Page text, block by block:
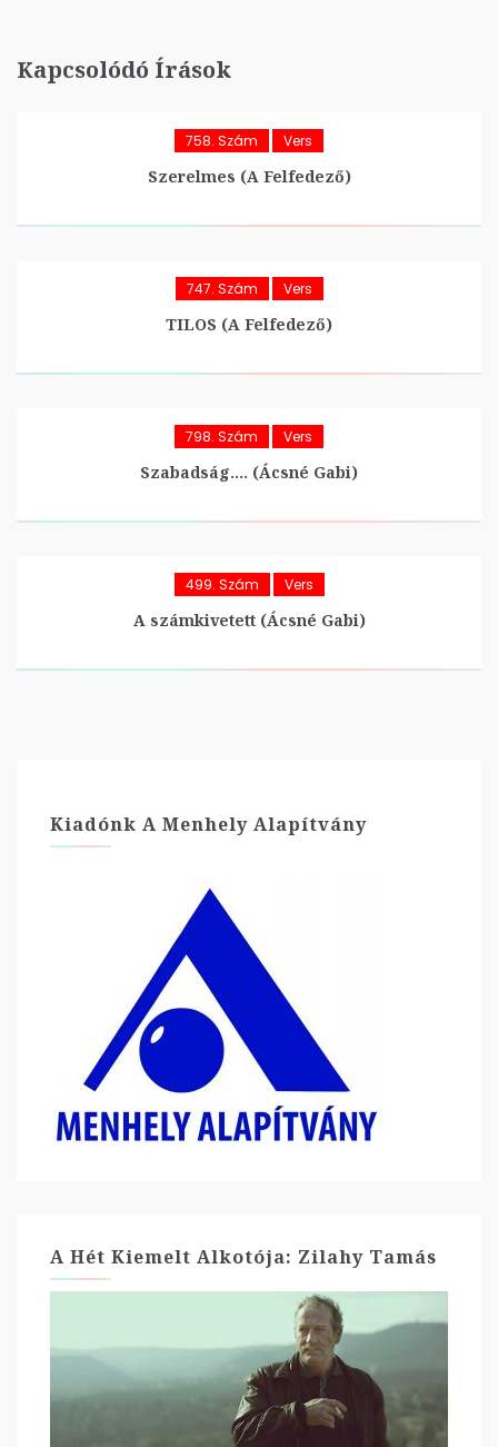
Kapcsolódó Írások
758. Szám Vers
Szerelmes (A Felfedező)
747. Szám Vers
TILOS (A Felfedező)
798. Szám Vers
Szabadság…. (Ácsné Gabi)
499. Szám Vers
A számkivetett (Ácsné Gabi)
Kiadónk A Menhely Alapítvány
A Hét Kiemelt Alkotója: Zilahy Tamás